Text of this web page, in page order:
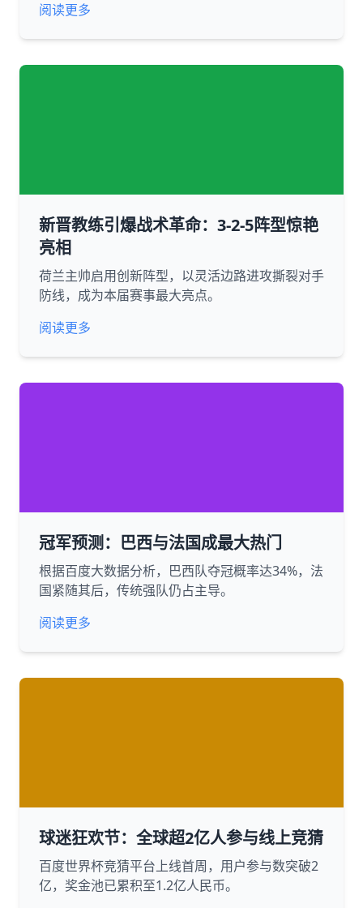
阅读更多
新晋教练引爆战术革命：3-2-5阵型惊艳
亮相
荷兰主帅启用创新阵型，以灵活边路进攻撕裂对手
防线，成为本届赛事最大亮点。
阅读更多
冠军预测：巴西与法国成最大热门
根据百度大数据分析，巴西队夺冠概率达34%，法
国紧随其后，传统强队仍占主导。
阅读更多
球迷狂欢节：全球超2亿人参与线上竞猜
百度世界杯竞猜平台上线首周，用户参与数突破2
亿，奖金池已累积至1.2亿人民币。